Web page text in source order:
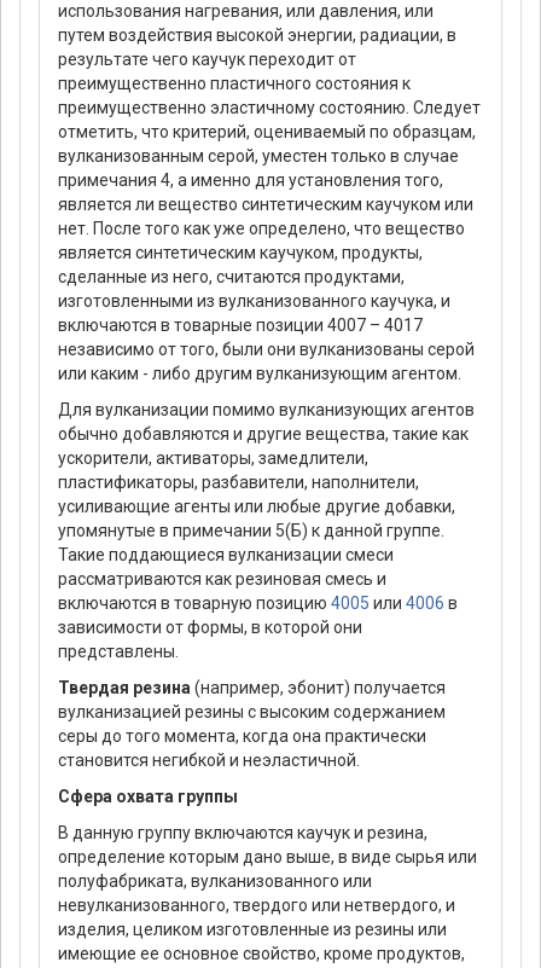
использования нагревания, или давления, или
путем воздействия высокой энергии, радиации, в
результате чего каучук переходит от
преимущественно пластичного состояния к
преимущественно эластичному состоянию. Следует
отметить, что критерий, оцениваемый по образцам,
вулканизованным серой, уместен только в случае
примечания 4, а именно для установления того,
является ли вещество синтетическим каучуком или
нет. После того как уже определено, что вещество
является синтетическим каучуком, продукты,
сделанные из него, считаются продуктами,
изготовленными из вулканизованного каучука, и
включаются в товарные позиции 4007 – 4017
независимо от того, были они вулканизованы серой
или каким - либо другим вулканизующим агентом.
Для вулканизации помимо вулканизующих агентов
обычно добавляются и другие вещества, такие как
ускорители, активаторы, замедлители,
пластификаторы, разбавители, наполнители,
усиливающие агенты или любые другие добавки,
упомянутые в примечании 5(Б) к данной группе.
Такие поддающиеся вулканизации смеси
рассматриваются как резиновая смесь и
включаются в товарную позицию 4005 или 4006 в
зависимости от формы, в которой они
представлены.
Твердая резина (например, эбонит) получается
вулканизацией резины с высоким содержанием
серы до того момента, когда она практически
становится негибкой и неэластичной.
Сфера охвата группы
В данную группу включаются каучук и резина,
определение которым дано выше, в виде сырья или
полуфабриката, вулканизованного или
невулканизованного, твердого или нетвердого, и
изделия, целиком изготовленные из резины или
имеющие ее основное свойство, кроме продуктов,